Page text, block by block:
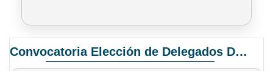
Convocatoria Elección de Delegados Docentes para el XIV Congreso Nacional de Universidades